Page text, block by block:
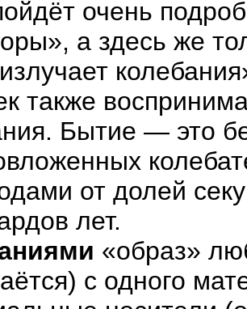
очень
а здесь же
также
Бытие — это
от долей
лет.
«образ»
с одного